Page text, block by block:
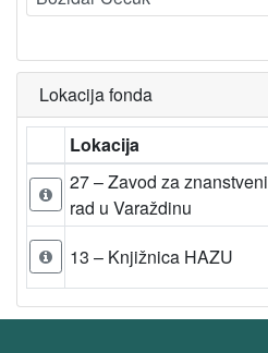
Lokacija fonda
Lokacija
27 – Zavod za znanstveni
rad u Varaždinu
13 – Knjižnica HAZU